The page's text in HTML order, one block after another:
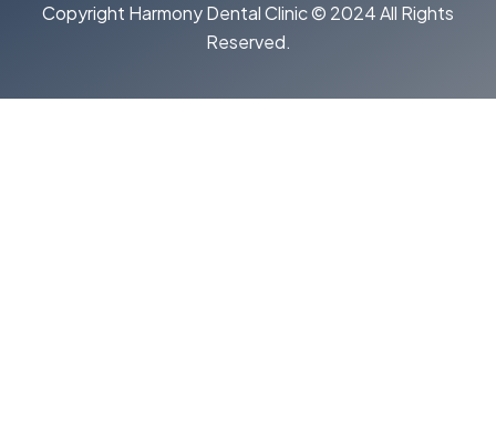
Copyright Harmony Dental Clinic © 2024 All Rights
Reserved.